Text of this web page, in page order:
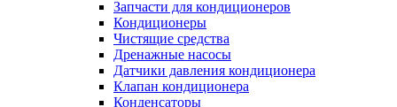
Запчасти для кондиционеров
Кондиционеры
Чистящие средства
Дренажные насосы
Датчики давления кондиционера
Клапан кондиционера
Конденсаторы